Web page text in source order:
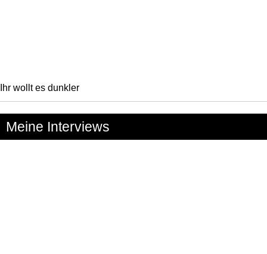
Ihr wollt es dunkler
Meine Interviews